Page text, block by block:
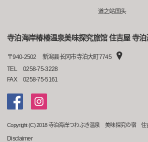
道之站国头
寺泊海岸椿椿温泉美味探究旅馆 住吉屋 寺泊
〒940-2502
新潟县长冈市寺泊大町7745
TEL
0258-75-3228
FAX
0258-75-5161
Copyright (C) 2018 寺泊海岸つわぶき温泉 美味探究の宿 住
Disclaimer